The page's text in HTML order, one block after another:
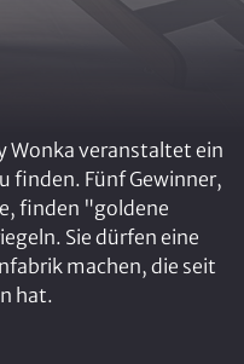
Wonka veranstaltet ein
finden. Fünf Gewinner,
finden "goldene
Sie dürfen eine
machen, die seit
hat.